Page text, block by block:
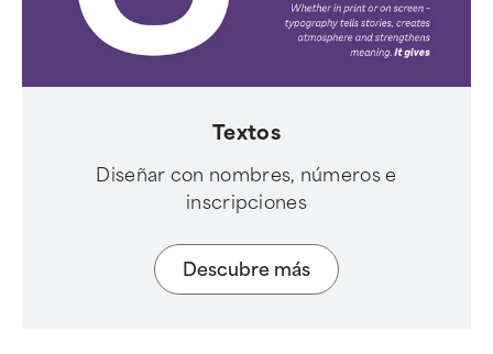
Textos
Diseñar con nombres, números e
inscripciones
Descubre más